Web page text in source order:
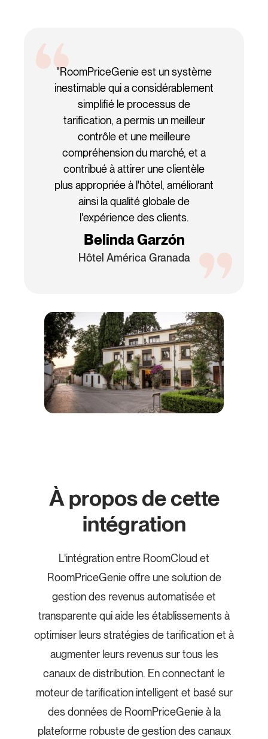
"RoomPriceGenie est un système
inestimable qui a considérablement
simplifié le processus de
tarification, a permis un meilleur
contrôle et une meilleure
compréhension du marché, et a
contribué à attirer une clientèle
plus appropriée à l'hôtel, améliorant
ainsi la qualité globale de
l'expérience des clients.
Belinda Garzón
Hôtel América Granada
À propos de cette
intégration
L'intégration entre RoomCloud et
RoomPriceGenie offre une solution de
gestion des revenus automatisée et
transparente qui aide les établissements à
optimiser leurs stratégies de tarification et à
augmenter leurs revenus sur tous les
canaux de distribution. En connectant le
moteur de tarification intelligent et basé sur
des données de RoomPriceGenie à la
plateforme robuste de gestion des canaux